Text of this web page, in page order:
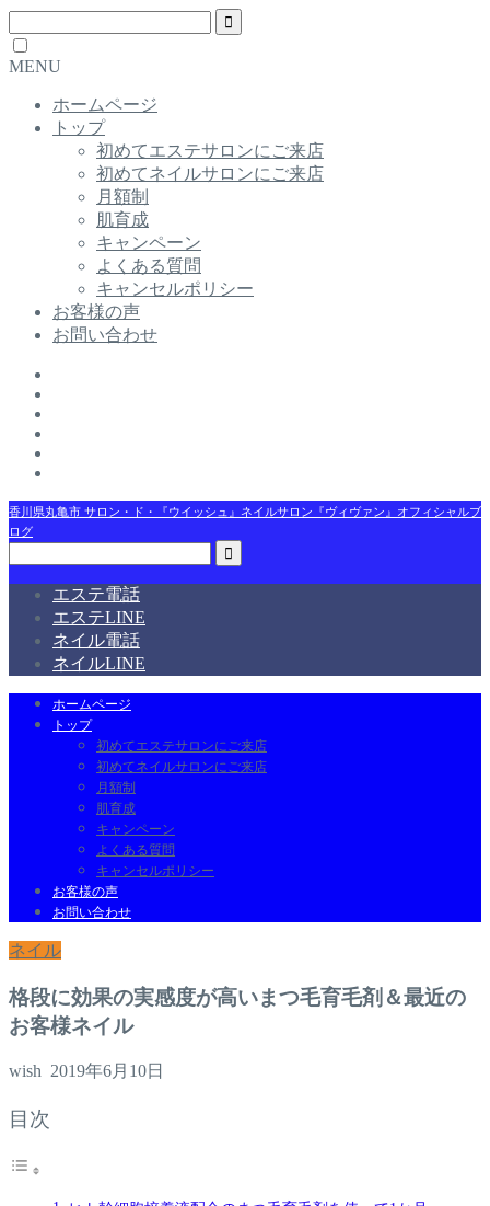
MENU
ホームページ
トップ
初めてエステサロンにご来店
初めてネイルサロンにご来店
月額制
肌育成
キャンペーン
よくある質問
キャンセルポリシー
お客様の声
お問い合わせ
香川県丸亀市 サロン・ド・『ウイッシュ』ネイルサロン『ヴィヴァン』オフィシャルブ
ログ
エステ電話
エステLINE
ネイル電話
ネイルLINE
ホームページ
トップ
初めてエステサロンにご来店
初めてネイルサロンにご来店
月額制
肌育成
キャンペーン
よくある質問
キャンセルポリシー
お客様の声
お問い合わせ
ネイル
格段に効果の実感度が高いまつ毛育毛剤＆最近の
お客様ネイル
wish 2019年6月10日
目次